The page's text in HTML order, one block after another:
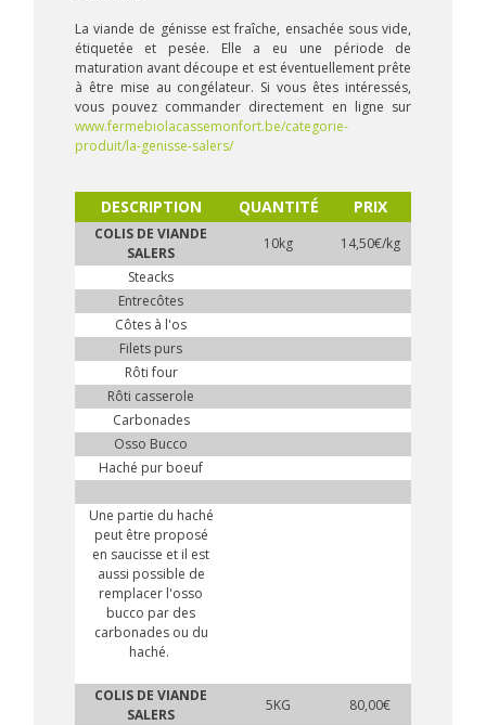
La viande de génisse est fraîche, ensachée sous vide,
étiquetée et pesée. Elle a eu une période de
maturation avant découpe et est éventuellement prête
à être mise au congélateur. Si vous êtes intéressés,
vous pouvez commander directement en ligne sur
www.fermebiolacassemonfort.be/categorie-
produit/la-genisse-salers/
DESCRIPTION QUANTITÉ PRIX
COLIS DE VIANDE
SALERS
10kg
14,50€/kg
Steacks
Entrecôtes
Côtes à l'os
Filets purs
Rôti four
Rôti casserole
Carbonades
Osso Bucco
Haché pur boeuf
Une partie du haché
peut être proposé
en saucisse et il est
aussi possible de
remplacer l'osso
bucco par des
carbonades ou du
haché.
COLIS DE VIANDE
SALERS
5KG
80,00€